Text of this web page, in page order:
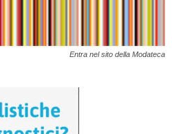
Entra nel sito della Modateca